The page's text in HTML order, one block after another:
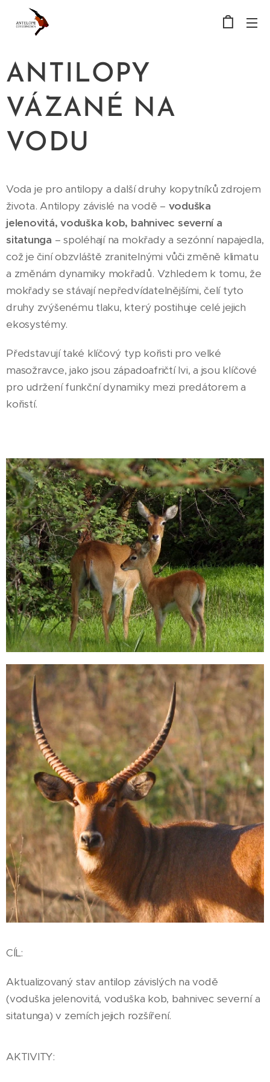
ANTILOPY
VÁZANÉ NA
VODU
Voda je pro antilopy a další druhy kopytníků zdrojem
života. Antilopy závislé na vodě – voduška
jelenovitá, voduška kob, bahnivec severní a
sitatunga – spoléhají na mokřady a sezónní napajedla,
což je činí obzvláště zranitelnými vůči změně klimatu
a změnám dynamiky mokřadů. Vzhledem k tomu, že
mokřady se stávají nepředvídatelnějšími, čelí tyto
druhy zvýšenému tlaku, který postihuje celé jejich
ekosystémy.
Představují také klíčový typ kořisti pro velké
masožravce, jako jsou západoafričtí lvi, a jsou klíčové
pro udržení funkční dynamiky mezi predátorem a
kořistí.
CÍL:
Aktualizovaný stav antilop závislých na vodě
(voduška jelenovitá, voduška kob, bahnivec severní a
sitatunga) v zemích jejich rozšíření.
AKTIVITY: